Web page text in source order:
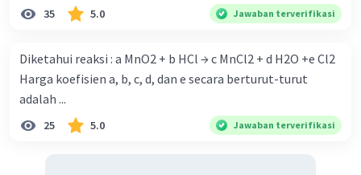
35 5.0 Jawaban terverifikasi
Diketahui reaksi : a MnO2 + b HCl → c MnCl2 + d H2O +e Cl2
Harga koefisien a, b, c, d, dan e secara berturut-turut
adalah ...
25 5.0 Jawaban terverifikasi